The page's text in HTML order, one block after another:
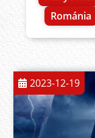
Románia
2023-12-19